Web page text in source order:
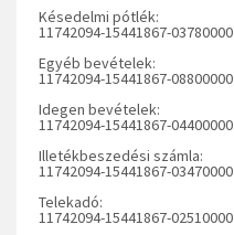
Késedelmi pótlék:
11742094-15441867-03780000
Egyéb bevételek:
11742094-15441867-08800000
Idegen bevételek:
11742094-15441867-04400000
Illetékbeszedési számla:
11742094-15441867-03470000
Telekadó:
11742094-15441867-02510000